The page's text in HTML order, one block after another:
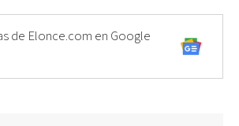
de Elonce.com en Google